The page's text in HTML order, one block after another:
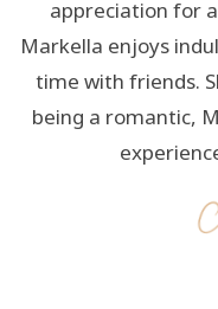
appreciation for
Markella enjoys
time with friends.
being a romantic,